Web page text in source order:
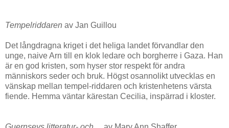
Tempelriddaren av Jan Guillou
Det långdragna kriget i det heliga landet förvandlar den
unge, naive Arn till en klok ledare och borgherre i Gaza. Han
är en god kristen, som hyser stor respekt för andra
människors seder och bruk. Högst osannolikt utvecklas en
vänskap mellan tempel-riddaren och kristenhetens värsta
fiende. Hemma väntar kärestan Cecilia, inspärrad i kloster.